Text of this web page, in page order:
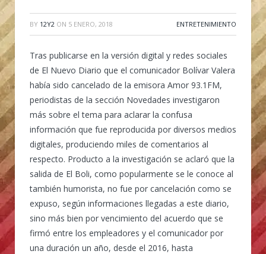
BY 12Y2 ON 5 ENERO, 2018 ENTRETENIMIENTO
Tras publicarse en la versión digital y redes sociales
de El Nuevo Diario que el comunicador Bolívar Valera
había sido cancelado de la emisora Amor 93.1FM,
periodistas de la sección Novedades investigaron
más sobre el tema para aclarar la confusa
información que fue reproducida por diversos medios
digitales, produciendo miles de comentarios al
respecto. Producto a la investigación se aclaró que la
salida de El Boli, como popularmente se le conoce al
también humorista, no fue por cancelación como se
expuso, según informaciones llegadas a este diario,
sino más bien por vencimiento del acuerdo que se
firmó entre los empleadores y el comunicador por
una duración un año, desde el 2016, hasta